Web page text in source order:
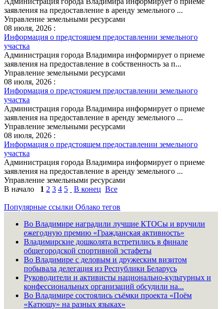
заявления на предоставление в аренду земельного ...
Управление земельными ресурсами
08 июля, 2026 :
Информация о предстоящем предоставлении земельного
участка
Администрация города Владимира информирует о приеме
заявления на предоставление в собственность за п...
Управление земельными ресурсами
08 июля, 2026 :
Информация о предстоящем предоставлении земельного
участка
Администрация города Владимира информирует о приеме
заявления на предоставление в аренду земельного ...
Управление земельными ресурсами
08 июля, 2026 :
Информация о предстоящем предоставлении земельного
участка
Администрация города Владимира информирует о приеме
заявления на предоставление в аренду земельного ...
Управление земельными ресурсами
В начало
1 2 3 4 5 В конец Все
Популярные ссылки Облако тегов
Во Владимире наградили лучшие КТОСы и вручили
ежегодную премию «Гражданская активность»
Владимирские дошколята встретились в финале
общегородской спортивной эстафеты
Во Владимире с деловым и дружеским визитом
побывала делегация из Республики Беларусь
Руководители и активисты национально-культурных и
конфессиональных организаций обсудили на...
Во Владимире состоялись съёмки проекта «Поём
«Катюшу» на разных языках»